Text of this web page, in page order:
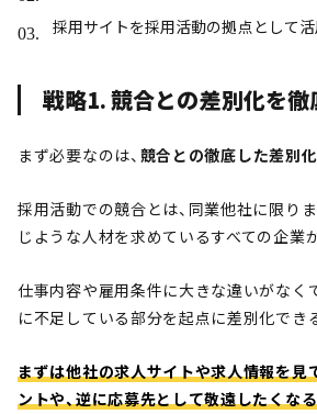
採用サイトを採用活動の拠点として
戦略1. 競合との差別化を徹
まず必要なのは、 競合との徹底した差別化
採用活動での競合とは、同業他社に限り
じような人材を求めているすべての企業
仕事内容や雇用条件に大きな違いがなく
に不足している部分を起点に差別化でき
まずは他社の求人サイトや求人情報を見
ントや、逆に応募先として敬遠したくな